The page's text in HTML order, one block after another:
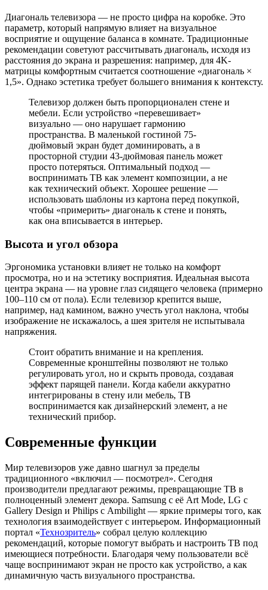
Диагональ телевизора — не просто цифра на коробке. Это
параметр, который напрямую влияет на визуальное
восприятие и ощущение баланса в комнате. Традиционные
рекомендации советуют рассчитывать диагональ, исходя из
расстояния до экрана и разрешения: например, для 4K-
матрицы комфортным считается соотношение «диагональ ×
1,5». Однако эстетика требует большего внимания к контексту.
Телевизор должен быть пропорционален стене и
мебели. Если устройство «перевешивает»
визуально — оно нарушает гармонию
пространства. В маленькой гостиной 75-
дюймовый экран будет доминировать, а в
просторной студии 43-дюймовая панель может
просто потеряться. Оптимальный подход —
воспринимать ТВ как элемент композиции, а не
как технический объект. Хорошее решение —
использовать шаблоны из картона перед покупкой,
чтобы «примерить» диагональ к стене и понять,
как она вписывается в интерьер.
Высота и угол обзора
Эргономика установки влияет не только на комфорт
просмотра, но и на эстетику восприятия. Идеальная высота
центра экрана — на уровне глаз сидящего человека (примерно
100–110 см от пола). Если телевизор крепится выше,
например, над камином, важно учесть угол наклона, чтобы
изображение не искажалось, а шея зрителя не испытывала
напряжения.
Стоит обратить внимание и на крепления.
Современные кронштейны позволяют не только
регулировать угол, но и скрыть провода, создавая
эффект парящей панели. Когда кабели аккуратно
интегрированы в стену или мебель, ТВ
воспринимается как дизайнерский элемент, а не
технический прибор.
Современные функции
Мир телевизоров уже давно шагнул за пределы
традиционного «включил — посмотрел». Сегодня
производители предлагают режимы, превращающие ТВ в
полноценный элемент декора. Samsung с её Art Mode, LG с
Gallery Design и Philips с Ambilight — яркие примеры того, как
технология взаимодействует с интерьером. Информационный
портал «Технозритель» собрал целую коллекцию
рекомендаций, которые помогут выбрать и настроить ТВ под
имеющиеся потребности. Благодаря чему пользователи всё
чаще воспринимают экран не просто как устройство, а как
динамичную часть визуального пространства.